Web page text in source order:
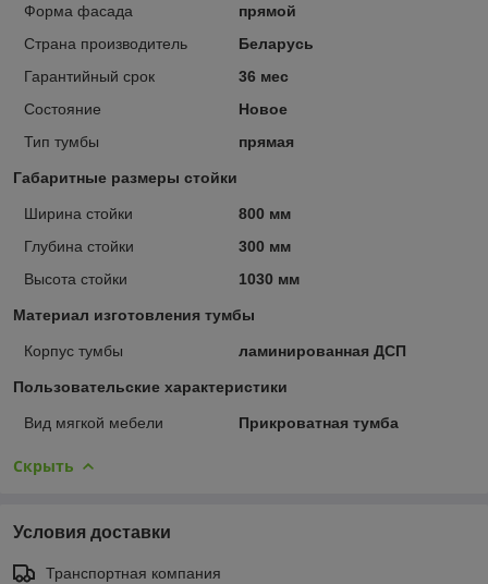
Форма фасада
прямой
Страна производитель
Беларусь
Гарантийный срок
36 мес
Состояние
Новое
Тип тумбы
прямая
Габаритные размеры стойки
Ширина стойки
800 мм
Глубина стойки
300 мм
Высота стойки
1030 мм
Материал изготовления тумбы
Корпус тумбы ламинированная ДСП
Пользовательские характеристики
Вид мягкой мебели Прикроватная тумба
Скрыть
Условия доставки
Транспортная компания